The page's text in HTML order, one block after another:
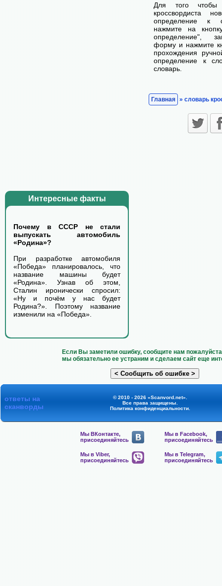
Интересные факты
Почему в СССР не стали
выпускать автомобиль
«Родина»?
При разработке автомобиля
«Победа» планировалось, что
название машины будет
«Родина». Узнав об этом,
Сталин иронически спросил:
«Ну и почём у нас будет
Родина?». Поэтому название
изменили на «Победа».
Для того чтобы
кроссвордиста
определение к
нажмите на
определение",
форму и нажмите
прохождения
определение к
словарь.
Главная » словарь
Если Вы заметили ошибку, сообщите нам
мы обязательно ее устраним и сделаем сайт еще
ответы на
сканворды
© 2010 - 2026 «Scanvord.net».
Все права защищены.
Политика конфиденциальности.
Мы ВКонтакте,
присоединяйтесь
Мы в Facebook,
присоединяйтесь
Мы в Viber,
присоединяйтесь
Мы в Telegram,
присоединяйтесь